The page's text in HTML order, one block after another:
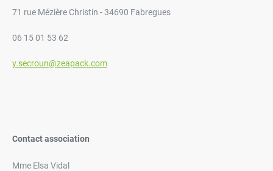
71 rue Mézière Christin - 34690 Fabregues
06 15 01 53 62
y.secroun@zeapack.com
Contact association
Mme Elsa Vidal